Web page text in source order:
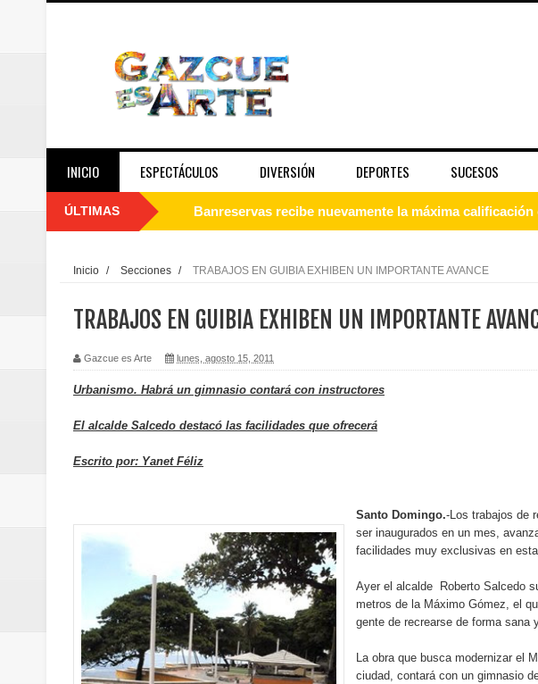
INICIO ESPECTÁCULOS DIVERSIÓN DEPORTES SUCESOS
ÚLTIMAS Juan Luis Guerra se acompaña del coro “Más que
Embajada dominicana en Francia y Banreservas
Pavel Núñez y su Bipolarband deslumbran con una
Humano Seguros inaugura nueva localidad de Oficina
Banreservas destina RD$5,000 millones para
Sexappeal celebra 25 años de trayectoria artística
conmemorativos
Inicio / Secciones / TRABAJOS EN GUIBIA EXHIBEN UN IMPORTANTE AVANCE
TRABAJOS EN GUIBIA EXHIBEN UN IMPORTANTE
Gazcue es Arte lunes, agosto 15, 2011
Urbanismo. Habrá un gimnasio contará con instructores
El alcalde Salcedo destacó las facilidades que ofrecerá
Escrito por: Yanet Féliz
Santo Domingo.-Los trabajos de
ser inaugurados en un mes,
facilidades muy exclusivas en
Ayer el alcalde Roberto Salcedo
metros de la Máximo Gómez, el
gente de recrearse de forma sana
La obra que busca modernizar el
ciudad, contará con un gimnasio